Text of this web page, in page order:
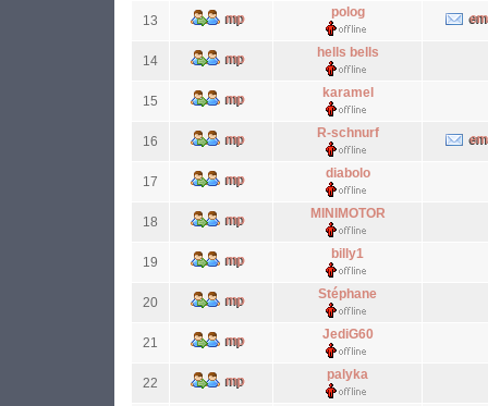
13
polog
14
hells bells
15
karamel
16
R-schnurf
17
diabolo
18
MINIMOTOR
19
billy1
20
Stéphane
21
JediG60
22
palyka